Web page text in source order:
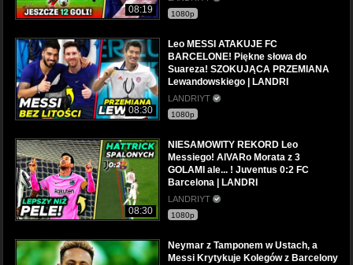
08:19 1080p
08:30
Leo MESSI ATAKUJE FC
BARCELONE! Piękne słowa do
Suareza! SZOKUJĄCA PRZEMIANA
Lewandowskiego | LANDRI
LANDRIYT
1080p
08:30
NIESAMOWITY REKORD Leo
Messiego! AlVARo Morata z 3
GOLAMI ale... ! Juventus 0:2 FC
Barcelona | LANDRI
LANDRIYT
1080p
Neymar z Tamponem w Ustach, a
Messi Krytykuje Kolegów z Barcelony